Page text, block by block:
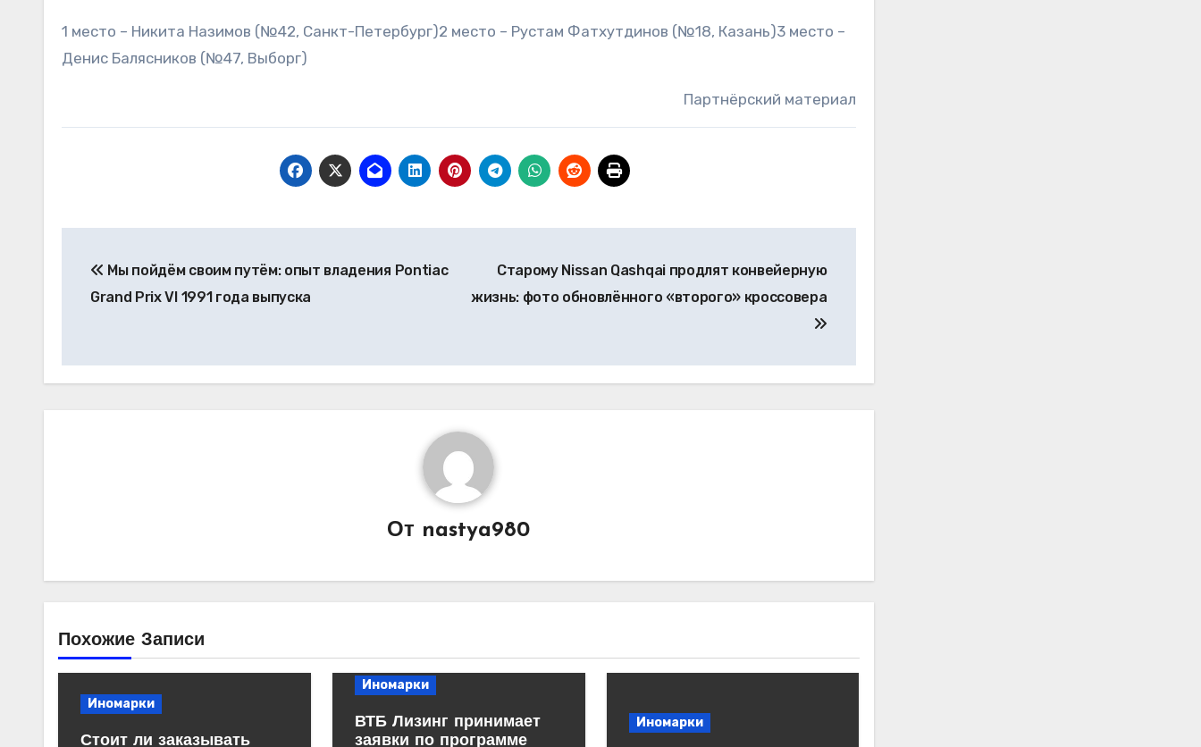
1 место – Никита Назимов (№42, Санкт-Петербург)2 место – Рустам Фатхутдинов (№18, Казань)3 место –
Денис Балясников (№47, Выборг)
Партнёрский материал
по
Мы пойдём своим путём: опыт владения Pontiac
Grand Prix VI 1991 года выпуска
Старому Nissan Qashqai продлят конвейерную
жизнь: фото обновлённого «второго» кроссовера
От nastya980
Похожие Записи
Иномарки
Стоит ли заказывать
Иномарки
ВТБ Лизинг принимает
заявки по программе
Иномарки